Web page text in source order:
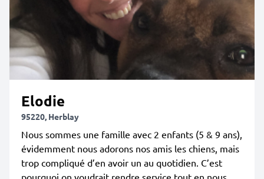
Elodie
95220, Herblay
Nous sommes une famille avec 2 enfants (5 & 9 ans),
évidemment nous adorons nos amis les chiens, mais
trop compliqué d’en avoir un au quotidien. C’est
pourquoi on voudrait rendre service tout en nous